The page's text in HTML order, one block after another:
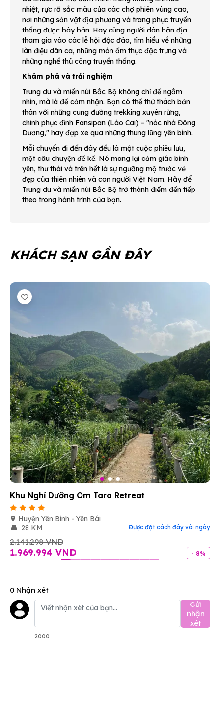
nhiệt, rực rỡ sắc màu của các chợ phiên vùng cao,
nơi những sản vật địa phương và trang phục truyền
thống được bày bán. Hay cùng người dân bản địa
tham gia vào các lễ hội độc đáo, tìm hiểu về những
làn điệu dân ca, những món ẩm thực đặc trưng và
những nghề thủ công truyền thống.
Khám phá và trải nghiệm
Trung du và miền núi Bắc Bộ không chỉ để ngắm
nhìn, mà là để cảm nhận. Bạn có thể thử thách bản
thân với những cung đường trekking xuyên rừng,
chinh phục đỉnh Fansipan (Lào Cai) – "nóc nhà Đông
Dương," hay đạp xe qua những thung lũng yên bình.
Mỗi chuyến đi đến đây đều là một cuộc phiêu lưu,
một câu chuyện để kể. Nó mang lại cảm giác bình
yên, thư thái và trên hết là sự ngưỡng mộ trước vẻ
đẹp của thiên nhiên và con người Việt Nam. Hãy để
Trung du và miền núi Bắc Bộ trở thành điểm đến tiếp
theo trong hành trình của bạn.
KHÁCH SẠN GẦN ĐÂY
Khu Nghỉ Dưỡng Om Tara Retreat
Huyện Yên Bình - Yên Bái
28 KM
Được đặt cách đây vài ngày
2.141.298 VND
1.969.994 VND - 8%
0 Nhận xét
Gửi
nhận
xét
2000